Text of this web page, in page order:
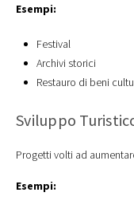
Esempi:
Festival
Archivi storici
Restauro di beni
Sviluppo
Progetti volti ad
Esempi: